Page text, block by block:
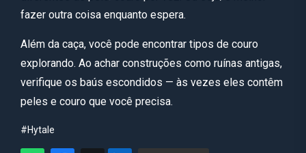
fazer outra coisa enquanto espera.
Além da caça, você pode encontrar tipos de couro
explorando. Ao achar construções como ruínas antigas,
verifique os baús escondidos — às vezes eles contêm
peles e couro que você precisa.
#Hytale